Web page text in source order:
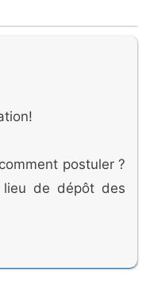
postuler ?
de dépôt des